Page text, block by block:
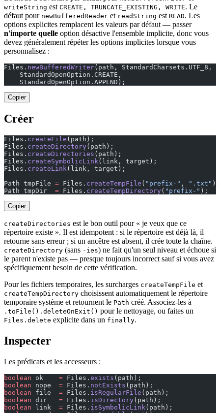
writeString est CREATE, TRUNCATE_EXISTING, WRITE. Le
défaut pour newBufferedReader et readString est READ. Les
options explicites remplacent les valeurs par défaut — passer
n'importe quelle option désactive l'ensemble implicite, donc vous
devez généralement répéter les options implicites lorsque vous
personnalisez :
Files. newBufferedWriter(path, StandardCharsets.UTF_8,
    StandardOpenOption.CREATE,
Copier
Créer
Files. createFile
Files. createDirectory
Files. createDirectories
Files. createSymbolicLink(link, target);
Files. createLink(link,
Path tmpFile = Files. createTempFile ( "prefix-" , ".txt"
Path tmpDir = Files. createTempDirectory( "prefix-" );
Copier
createDirectories est le bon outil pour « je veux que ce
répertoire existe ». Il est idempotent : si le répertoire est déjà là, il
retourne sans erreur ; si un ancêtre est absent, il crée toute la chaîne.
createDirectory (sans -ies) ne fait qu'un seul niveau et échoue si
le parent n'existe pas — presque toujours incorrect sauf si vous avez
spécifiquement besoin de cette vérification.
Pour les fichiers temporaires, les surcharges createTempFile et
createTempDirectory choisissent automatiquement le répertoire
temporaire système et retournent le Path créé. Associez-les à
.toFile().deleteOnExit() pour le nettoyage, ou faites un
Files.delete explicite dans un finally.
Inspecter
Les prédicats et les accesseurs :
boolean ok = Files. exists (path);
boolean nope = Files. notExists
boolean file = Files. isRegularFile (path);
boolean dir = Files. isDirectory(path);
boolean link = Files. isSymbolicLink (path);